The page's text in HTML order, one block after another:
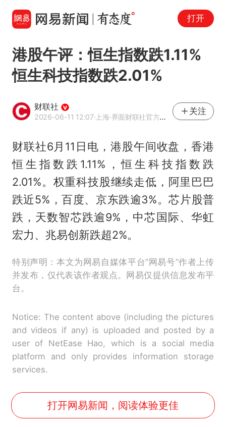
打开
港股午评：恒生指数跌1.11%
恒生科技指数跌2.01%
财联社
2026-06-11 12:07·上海·界面财联社官方账号
关注
财联社6月11日电，港股午间收盘，香港
恒生指数跌1.11%，恒生科技指数跌
2.01%。权重科技股继续走低，阿里巴巴
跌近5%，百度、京东跌逾3%。芯片股普
跌，天数智芯跌逾9%，中芯国际、华虹
宏力、兆易创新跌超2%。
特别声明：本文为网易自媒体平台“网易号”作者上传
并发布，仅代表该作者观点。网易仅提供信息发布平
台。
Notice: The content above (including the pictures
and videos if any) is uploaded and posted by a
user of NetEase Hao, which is a social media
platform and only provides information storage
services.
打开网易新闻，阅读体验更佳